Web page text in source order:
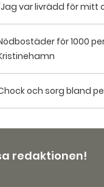
var livrädd för mitt
för 1000
och sorg bland
redaktionen!